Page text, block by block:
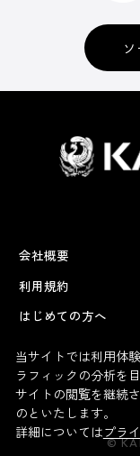
会社概要
利用規約
はじめての方へ
©
当サイトでは利用体
ラフィックの分析を
サイトの閲覧を継続
のといたします。
詳細についてはプラ